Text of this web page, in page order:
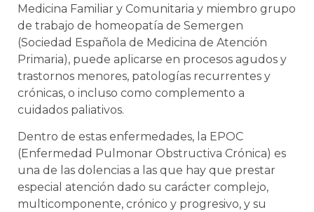
Medicina Familiar y Comunitaria y miembro grupo
de trabajo de homeopatía de Semergen
(Sociedad Española de Medicina de Atención
Primaria), puede aplicarse en procesos agudos y
trastornos menores, patologías recurrentes y
crónicas, o incluso como complemento a
cuidados paliativos.
Dentro de estas enfermedades, la EPOC
(Enfermedad Pulmonar Obstructiva Crónica) es
una de las dolencias a las que hay que prestar
especial atención dado su carácter complejo,
multicomponente, crónico y progresivo, y su